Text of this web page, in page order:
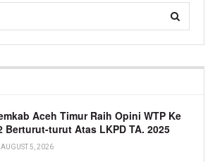
Aceh Timur Raih Opini WTP Ke
Berturut-turut Atas LKPD TA. 2025
AUGUST 5, 2026